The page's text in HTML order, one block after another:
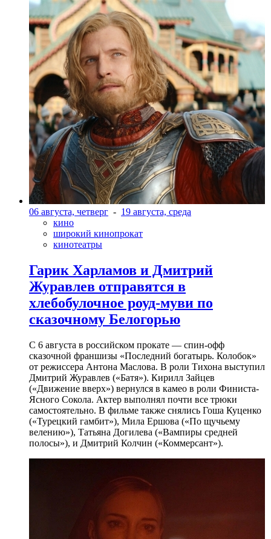
06 августа, четверг - 19 августа, среда
кино
широкий кинопрокат
кинотеатры
Гарик Харламов и Дмитрий
Журавлев отправятся в
хлебобулочное роуд-муви по
сказочному Белогорью
С 6 августа в российском прокате — спин-офф
сказочной франшизы «Последний богатырь. Колобок»
от режиссера Антона Маслова. В роли Тихона выступил
Дмитрий Журавлев («Батя»). Кирилл Зайцев
(«Движение вверх») вернулся в камео в роли Финиста-
Ясного Сокола. Актер выполнял почти все трюки
самостоятельно. В фильме также снялись Гоша Куценко
(«Турецкий гамбит»), Мила Ершова («По щучьему
велению»), Татьяна Догилева («Вампиры средней
полосы»), и Дмитрий Колчин («Коммерсант»).